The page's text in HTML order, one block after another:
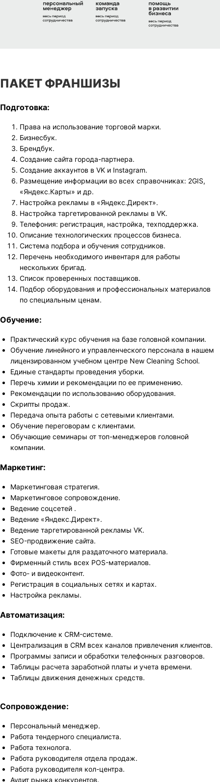
ПАКЕТ ФРАНШИЗЫ
Подготовка:
Права на использование торговой марки.
Бизнесбук.
Брендбук.
Создание сайта города-партнера.
Создание аккаунтов в VK и Instagram.
Размещение информации во всех справочниках: 2GIS,
«Яндекс.Карты» и др.
Настройка рекламы в «Яндекс.Директ».
Настройка таргетированной рекламы в VK.
Телефония: регистрация, настройка, техподдержка.
Описание технологических процессов бизнеса.
Система подбора и обучения сотрудников.
Перечень необходимого инвентаря для работы
нескольких бригад.
Список проверенных поставщиков.
Подбор оборудования и профессиональных материалов
по специальным ценам.
Обучение:
Практический курс обучения на базе головной компании.
Обучение линейного и управленческого персонала в нашем
лицензированном учебном центре New Cleaning School.
Единые стандарты проведения уборки.
Перечь химии и рекомендации по ее применению.
Рекомендации по использованию оборудования.
Скрипты продаж.
Передача опыта работы с сетевыми клиентами.
Обучение переговорам с клиентами.
Обучающие семинары от топ-менеджеров головной
компании.
Маркетинг:
Маркетинговая стратегия.
Маркетинговое сопровождение.
Ведение соцсетей .
Ведение «Яндекс.Директ».
Ведение таргетированной рекламы VK.
SEO-продвижение сайта.
Готовые макеты для раздаточного материала.
Фирменный стиль всех POS-материалов.
Фото- и видеоконтент.
Регистрация в социальных сетях и картах.
Настройка рекламы.
Автоматизация:
Подключение к СRM-системе.
Централизация в СRM всех каналов привлечения клиентов.
Программы записи и обработки телефонных разговоров.
Таблицы расчета заработной платы и учета времени.
Таблицы движения денежных средств.
Сопровождение:
Персональный менеджер.
Работа тендерного специалиста.
Работа технолога.
Работа руководителя отдела продаж.
Работа руководителя кол-центра.
Аудит рынка конкурентов.